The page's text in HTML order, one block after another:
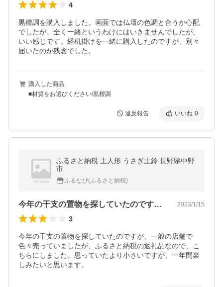
4
黒檀調を購入しました。画面では仏壇の色調と合うか心配
でしたが、全く一緒というわけにはいきませんでしたが、
いい感じです。経机掛けを一緒に購入したのですが、別々
届いたのが残念でした。
購入した商品
■材質をお選びください/黒檀調
違反報告 いいね 0
ふるさと納税 土人形 うさぎ土鈴 長野県中野
市
ふるなび(ふるさと納税)
今年の干支の置物を探していたのですが、… 2023/1/15
3
今年の干支の置物を探していたのですが、一般の店舗で
色々売っていましたが、ふるさと納税の返礼品なので、こ
ちらにしました。思っていたより小さいですが、一年間楽
しみたいと思います。